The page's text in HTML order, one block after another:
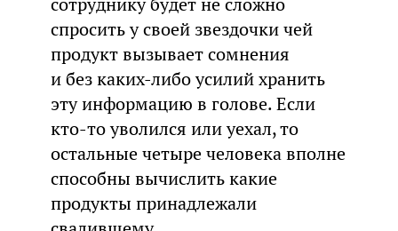
спросить у своей звездочки чей
продукт вызывает сомнения
и без каких-либо усилий хранить
эту информацию в голове. Если
кто-то уволился или уехал, то
остальные четыре человека вполне
способны вычислить какие
продукты принадлежали